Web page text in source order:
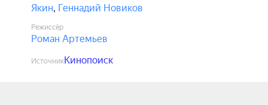
Якин, Геннадий Новиков
Режиссёр
Роман Артемьев
ИсточникКинопоиск